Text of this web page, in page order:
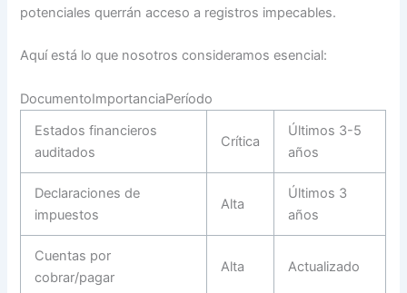
potenciales querrán acceso a registros impecables.
Aquí está lo que nosotros consideramos esencial:
DocumentoImportanciaPeríodo
Estados financieros
auditados
Crítica
Últimos 3-5
años
Declaraciones de
impuestos
Alta
Últimos 3
años
Cuentas por
cobrar/pagar
Alta Actualizado